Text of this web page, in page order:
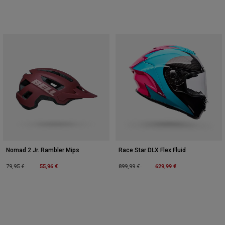
Nomad 2 Jr. Rambler Mips
Price reduced from
79,95 €to 55,96 €
Race Star DLX Flex Fluid
Price reduced from
899,99 €to 629,99 €